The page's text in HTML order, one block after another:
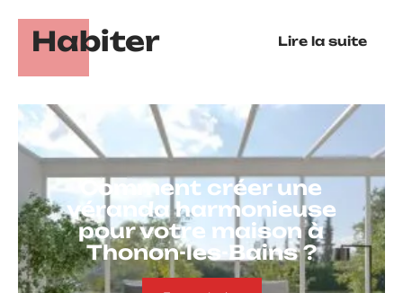
Habiter Lire la suite
Comment créer une
véranda harmonieuse
pour votre maison à
Thonon-les-Bains ?